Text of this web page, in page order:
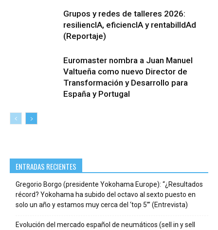
Grupos y redes de talleres 2026:
resiliencIA, eficiencIA y rentabilIdAd
(Reportaje)
Euromaster nombra a Juan Manuel
Valtueña como nuevo Director de
Transformación y Desarrollo para
España y Portugal
ENTRADAS RECIENTES
Gregorio Borgo (presidente Yokohama Europe): “¿Resultados
récord? Yokohama ha subido del octavo al sexto puesto en
solo un año y estamos muy cerca del ‘top 5’” (Entrevista)
Evolución del mercado español de neumáticos (sell in y sell